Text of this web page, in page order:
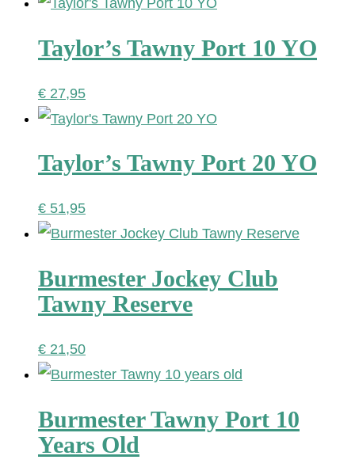
Taylor’s Tawny Port 10 YO
€ 27,95
Taylor’s Tawny Port 20 YO
€ 51,95
Burmester Jockey Club
Tawny Reserve
€ 21,50
Burmester Tawny Port 10
Years Old